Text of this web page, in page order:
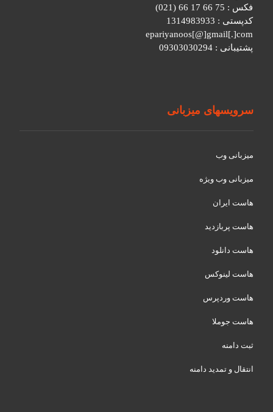
فکس : 75 66 17 66 (021)
کدپستی : 1314983933
epariyanoos[@]gmail[.]com
پشتیبانی : 09303030294
سرویسهای میزبانی
میزبانی وب
میزبانی وب ویژه
هاست ایران
هاست پربازدید
هاست دانلود
هاست لینوکس
هاست وردپرس
هاست جوملا
ثبت دامنه
انتقال و تمدید دامنه